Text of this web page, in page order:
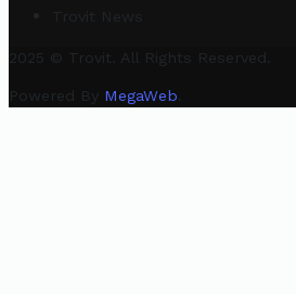
Trovit News
2025 © Trovit. All Rights Reserved.
Powered By MegaWeb